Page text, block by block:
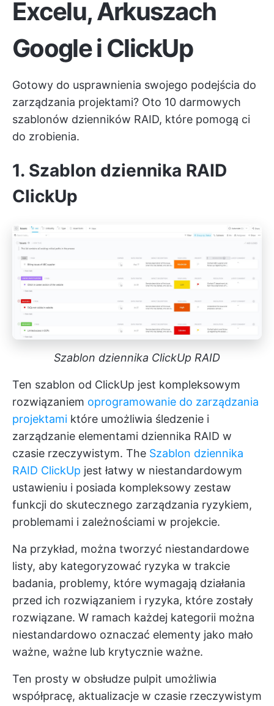
Excelu, Arkuszach
Google i ClickUp
Gotowy do usprawnienia swojego podejścia do
zarządzania projektami? Oto 10 darmowych
szablonów dzienników RAID, które pomogą ci
do zrobienia.
1. Szablon dziennika RAID
ClickUp
Szablon dziennika ClickUp RAID
Ten szablon od ClickUp jest kompleksowym
rozwiązaniem oprogramowanie do zarządzania
projektami które umożliwia śledzenie i
zarządzanie elementami dziennika RAID w
czasie rzeczywistym. The Szablon dziennika
RAID ClickUp jest łatwy w niestandardowym
ustawieniu i posiada kompleksowy zestaw
funkcji do skutecznego zarządzania ryzykiem,
problemami i zależnościami w projekcie.
Na przykład, można tworzyć niestandardowe
listy, aby kategoryzować ryzyka w trakcie
badania, problemy, które wymagają działania
przed ich rozwiązaniem i ryzyka, które zostały
rozwiązane. W ramach każdej kategorii można
niestandardowo oznaczać elementy jako mało
ważne, ważne lub krytycznie ważne.
Ten prosty w obsłudze pulpit umożliwia
współpracę, aktualizacje w czasie rzeczywistym